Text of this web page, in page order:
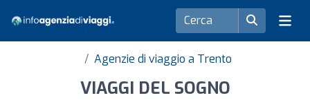
Agenzie di viaggio a Trento
VIAGGI DEL SOGNO